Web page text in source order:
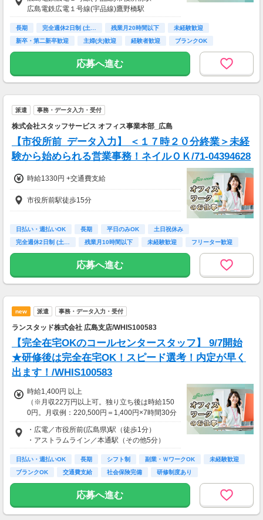
給料UPしました！ kkw_bcov2106
広島電鉄広電１号線(宇品線)鷹野橋駅
長期 完全週休2日制 (土… 残業月20時間以下
未経験歓迎
新卒・第二新卒歓迎
主婦(夫)歓迎 経験者歓迎
ブランクOK
ＰＣスキル不要
応募へ進む
派遣 事務・データ入力・受付
株式会社スタッフサービス オフィス事業本部_広島
【市役所前_データ入力】 ＜１７時２０分終業＞未経
験から始められる営業事務！ネイルＯＫ/71-04394628
時給1330円 +交通費支給
市役所前駅徒歩15分
日払い・週払いOK 長期 平日のみOK
土日祝休み
完全週休2日制 (土…
残業月10時間以下 未経験歓迎
フリーター歓迎
高校卒業以上
応募へ進む
new 派遣 事務・データ入力・受付
ランスタッド株式会社 広島支店/WHIS100583
【完全在宅OKのコールセンタースタッフ】 9/7開始
★研修後は完全在宅OK！スピード選考！内定が早く
出ます！/WHIS100583
時給1,400円 以上
（※月収22万円以上可。独り立ち後は時給150
0円。月収例：220,500円＝1,400円×7時間30分
×21日勤務の場合＋残業代、交通費別途支給）
・広電／市役所前(広島県)駅（徒歩1分）
・アストラムライン／本通駅（その他5分）
日払い・週払いOK 長期 シフト制 副業・ＷワークOK
未経験歓迎
ブランクOK
交通費支給 社会保険完備 研修制度あり
応募へ進む